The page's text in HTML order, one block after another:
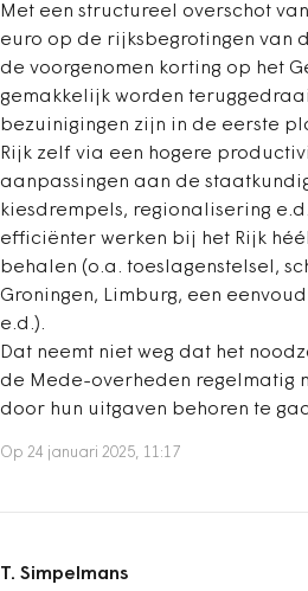
Met een structureel overschot
euro op de rijksbegrotingen van
de voorgenomen korting op het
gemakkelijk worden
bezuinigingen zijn in de eerste
Rijk zelf via een hogere
aanpassingen aan de
kiesdrempels, regionalisering
efficiënter werken bij het Rijk
behalen (o.a. toeslagenstelsel,
Groningen, Limburg, een
e.d.).
Dat neemt niet weg dat het
de Mede-overheden regelmatig
door hun uitgaven behoren te
Op 24 januari 2025, 11:17
T. Simpelmans